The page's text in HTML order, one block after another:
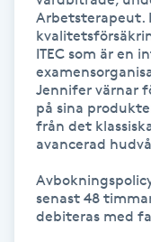
Idrottsmassage
IR-massage
Arbetsterapeut.
ITEC som är en
Jennifer värnar
på sina
från det
avancerad
senast 48
debiteras med